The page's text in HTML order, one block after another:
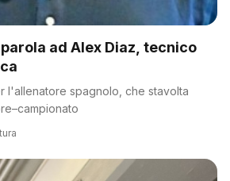
parola ad Alex Diaz, tecnico
l'allenatore spagnolo, che stavolta